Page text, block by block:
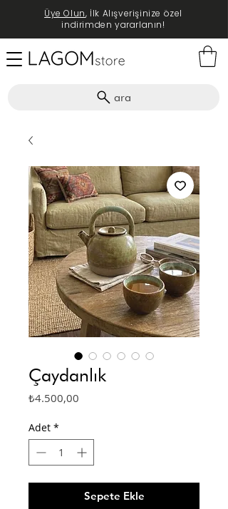
ara
Üye Olun, İlk Alışverişinize özel
indirimden yararlanın!
Çaydanlık
₺4.500,00
Adet *
Sepete Ekle